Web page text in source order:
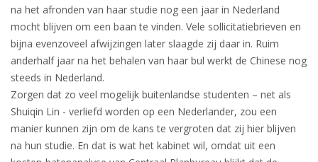
UNEMPLOYEMENT BENEFIT IN THE NETHERLANDS
LEGAL ASSISTANCE
EMPLOYMENT LAWYER FOR HIGHLY SKILLED
MIGRANT (KENNISMIGRANT)
SEVERANCE PAY/REDUNDANCY COMPENSATION
na het afronden van haar studie nog een jaar in Nederland
mocht blijven om een baan te vinden. Vele sollicitatiebrieven en
bijna evenzoveel afwijzingen later slaagde zij daar in. Ruim
anderhalf jaar na het behalen van haar bul werkt de Chinese nog
steeds in Nederland.
Zorgen dat zo veel mogelijk buitenlandse studenten – net als
Shuiqin Lin - verliefd worden op een Nederlander, zou een
manier kunnen zijn om de kans te vergroten dat zij hier blijven
na hun studie. En dat is wat het kabinet wil, omdat uit een